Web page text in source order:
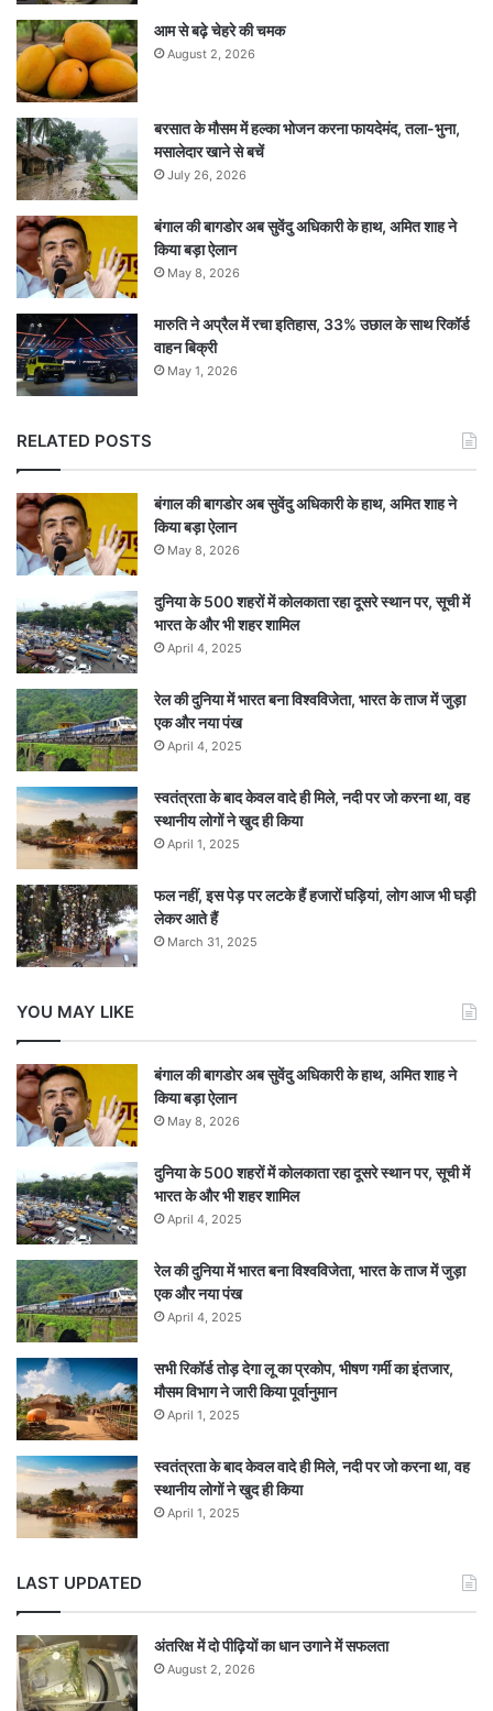
आम से बढ़े चेहरे की चमक
August 2, 2026
बरसात के मौसम में हल्का भोजन करना फायदेमंद, तला-भुना,
मसालेदार खाने से बचें
July 26, 2026
बंगाल की बागडोर अब सुवेंदु अधिकारी के हाथ, अमित शाह ने
किया बड़ा ऐलान
May 8, 2026
मारुति ने अप्रैल में रचा इतिहास, 33% उछाल के साथ रिकॉर्ड
वाहन बिक्री
May 1, 2026
RELATED POSTS
बंगाल की बागडोर अब सुवेंदु अधिकारी के हाथ, अमित शाह ने
किया बड़ा ऐलान
May 8, 2026
दुनिया के 500 शहरों में कोलकाता रहा दूसरे स्थान पर, सूची में
भारत के और भी शहर शामिल
April 4, 2025
रेल की दुनिया में भारत बना विश्वविजेता, भारत के ताज में जुड़ा
एक और नया पंख
April 4, 2025
स्वतंत्रता के बाद केवल वादे ही मिले, नदी पर जो करना था, वह
स्थानीय लोगों ने खुद ही किया
April 1, 2025
फल नहीं, इस पेड़ पर लटके हैं हजारों घड़ियां, लोग आज भी घड़ी
लेकर आते हैं
March 31, 2025
YOU MAY LIKE
बंगाल की बागडोर अब सुवेंदु अधिकारी के हाथ, अमित शाह ने
किया बड़ा ऐलान
May 8, 2026
दुनिया के 500 शहरों में कोलकाता रहा दूसरे स्थान पर, सूची में
भारत के और भी शहर शामिल
April 4, 2025
रेल की दुनिया में भारत बना विश्वविजेता, भारत के ताज में जुड़ा
एक और नया पंख
April 4, 2025
सभी रिकॉर्ड तोड़ देगा लू का प्रकोप, भीषण गर्मी का इंतजार,
मौसम विभाग ने जारी किया पूर्वानुमान
April 1, 2025
स्वतंत्रता के बाद केवल वादे ही मिले, नदी पर जो करना था, वह
स्थानीय लोगों ने खुद ही किया
April 1, 2025
LAST UPDATED
अंतरिक्ष में दो पीढ़ियों का धान उगाने में सफलता
August 2, 2026